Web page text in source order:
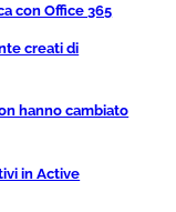
con Office 365
creati di
hanno cambiato
in Active